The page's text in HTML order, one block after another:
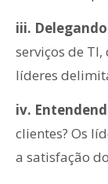
iii.
serviços de
líderes
iv.
clientes? Os
a satisfação